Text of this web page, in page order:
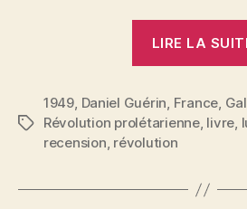
LIRE LA
Étiquettes
1949, Daniel Guérin, France,
Révolution prolétarienne, livre,
recension, révolution